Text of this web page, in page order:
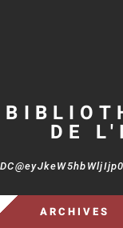
DE
ARCHIVES